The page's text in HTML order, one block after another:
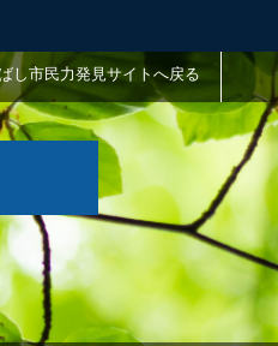
し市民力発見サイトへ戻る